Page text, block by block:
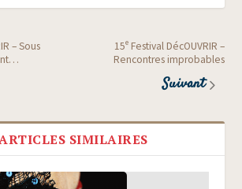
– Sous
15eFestival DécOUVRIR –
Rencontres improbables
Suivant
SIMILAIRES